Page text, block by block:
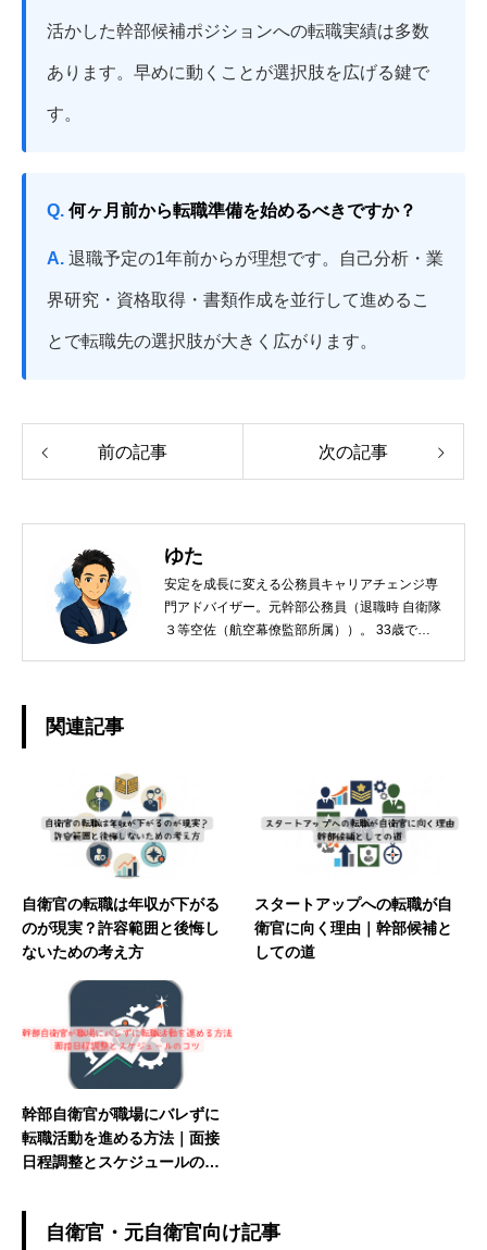
活かした幹部候補ポジションへの転職実績は多数
あります。早めに動くことが選択肢を広げる鍵で
す。
Q. 何ヶ月前から転職準備を始めるべきですか？
A. 退職予定の1年前からが理想です。自己分析・業
界研究・資格取得・書類作成を並行して進めるこ
とで転職先の選択肢が大きく広がります。
前の記事 次の記事
ゆた
安定を成長に変える公務員キャリアチェンジ専
門アドバイザー。元幹部公務員（退職時 自衛隊
３等空佐（航空幕僚監部所属））。 33歳で
ンナー。
関連記事
自衛官の転職は年収が下がる
のが現実？許容範囲と後悔し
ないための考え方
スタートアップへの転職が自
衛官に向く理由｜幹部候補と
しての道
幹部自衛官が職場にバレずに
転職活動を進める方法｜面接
日程調整とスケジュールのコ
自衛官・元自衛官向け記事